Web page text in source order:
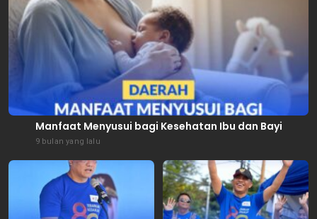
Manfaat Menyusui bagi Kesehatan Ibu dan Bayi
9 bulan yang lalu